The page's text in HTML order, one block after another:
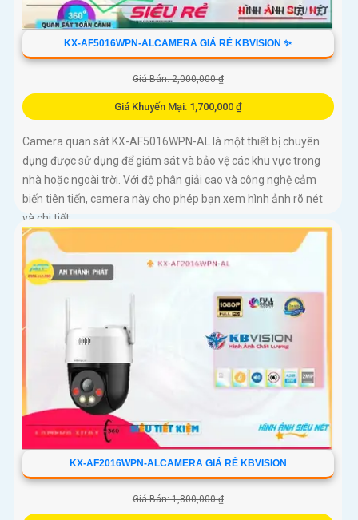
KX-AF5016WPN-ALCAMERA GIÁ RẺ KBVISION ✨
Giá Bán: 2,000,000 ₫
Giá Khuyến Mại: 1,700,000 ₫
Camera quan sát KX-AF5016WPN-AL là một thiết bị chuyên
dụng được sử dụng để giám sát và bảo vệ các khu vực trong
nhà hoặc ngoài trời. Với độ phân giải cao và công nghệ cảm
biến tiên tiến, camera này cho phép bạn xem hình ảnh rõ nét
và chi tiết
KX-AF2016WPN-ALCAMERA GIÁ RẺ KBVISION
Giá Bán: 1,800,000 ₫